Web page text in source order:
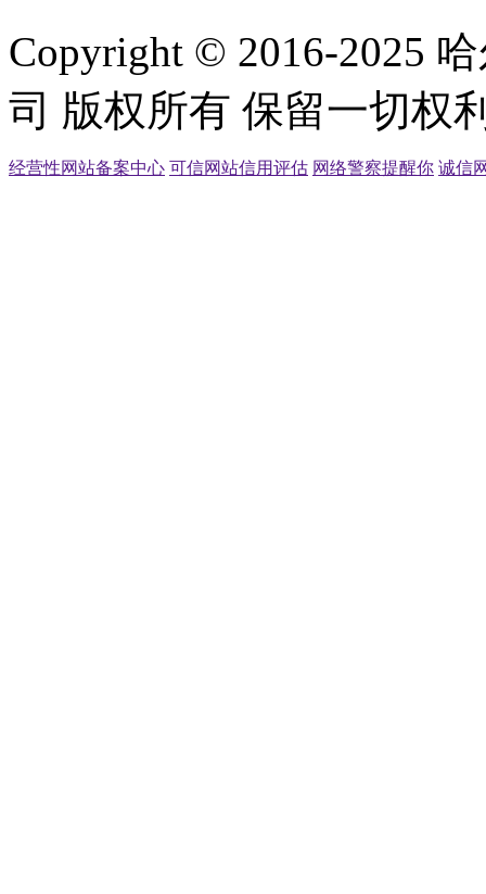
Copyright © 2016-2025
司 版权所有 保留一切权
经营性网站备案中心 可信网站信用评估 网络警察提醒你 诚信